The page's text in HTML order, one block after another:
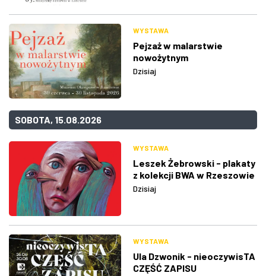
WYSTAWA
Pejzaż w malarstwie
nowożytnym
Dzisiaj
SOBOTA, 15.08.2026
WYSTAWA
Leszek Żebrowski - plakaty
z kolekcji BWA w Rzeszowie
Dzisiaj
WYSTAWA
Ula Dzwonik - nieoczywisTA
CZĘŚĆ ZAPISU